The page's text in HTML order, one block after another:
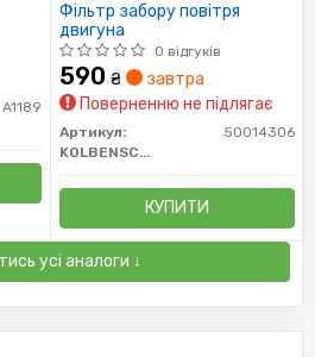
A1189
Фільтр забору повітря
двигуна
0 відгуків
590 ₴
завтра
Поверненню не підлягає
Артикул:
50014306
KOLBENSCHMIDT
КУПИТИ
усі аналоги ↓